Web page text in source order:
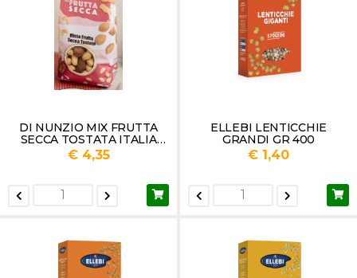
DI NUNZIO MIX FRUTTA
SECCA TOSTATA ITALIA
GR.500
€ 4,35
ELLEBI LENTICCHIE
GRANDI GR 400
€ 1,40